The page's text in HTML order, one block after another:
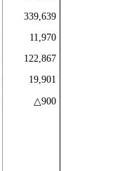
339,639
11,970
122,867
19,901
△900